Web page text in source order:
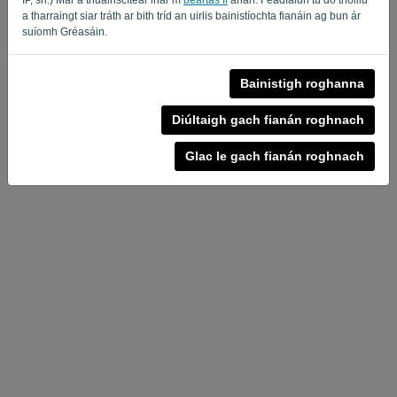
a tharraingt siar tráth ar bith tríd an uirlis bainistíochta fianáin ag bun ár
suíomh Gréasáin.
Bainistigh roghanna
Diúltaigh gach fianán roghnach
Glac le gach fianán roghnach
Privacy Policy -Terms of Service.